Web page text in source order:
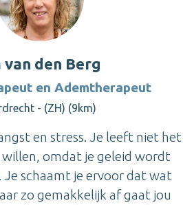
van den Berg
en Ademtherapeut
- (ZH) (9km)
en stress. Je leeft niet het
willen, omdat je geleid wordt
Je schaamt je ervoor dat wat
zo gemakkelijk af gaat jou